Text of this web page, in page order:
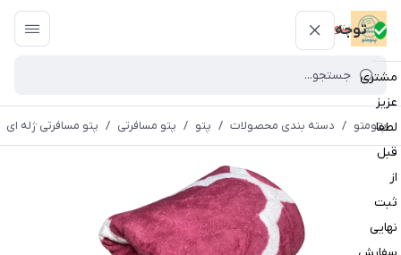
توجه
مشتری
عزیز
لطفا
قبل
از
ثبت
نهایی
پتومتو
پتومتو / دسته بندی محصولات / پتو / پتو مسافرتی / پتو مسافرتی ژله ای